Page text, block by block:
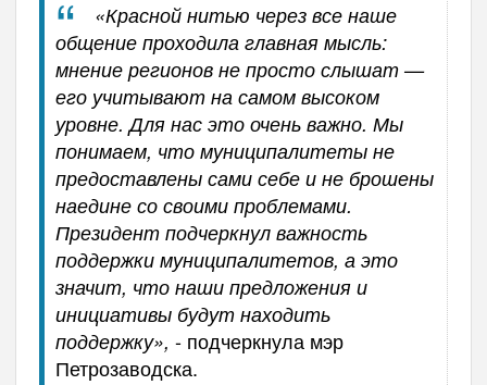
«Красной нитью через все наше
общение проходила главная мысль:
мнение регионов не просто слышат —
его учитывают на самом высоком
уровне. Для нас это очень важно. Мы
понимаем, что муниципалитеты не
предоставлены сами себе и не брошены
наедине со своими проблемами.
Президент подчеркнул важность
поддержки муниципалитетов, а это
значит, что наши предложения и
инициативы будут находить
поддержку», - подчеркнула мэр
Петрозаводска.